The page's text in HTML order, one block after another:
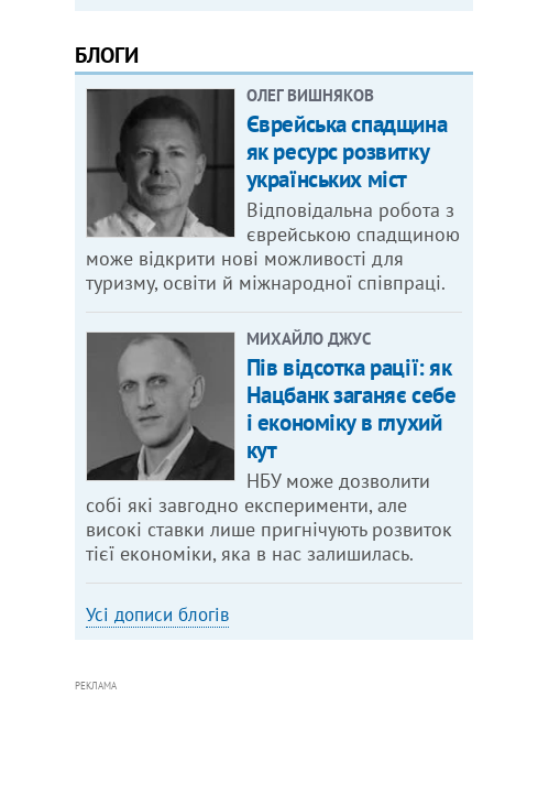
БЛОГИ
ОЛЕГ ВИШНЯКОВ
Єврейська спадщина
як ресурс розвитку
українських міст
Відповідальна робота з
єврейською спадщиною
може відкрити нові можливості для
туризму, освіти й міжнародної співпраці.
МИХАЙЛО ДЖУС
Пів відсотка рації: як
Нацбанк заганяє себе
і економіку в глухий
кут
НБУ може дозволити
собі які завгодно експерименти, але
високі ставки лише пригнічують розвиток
тієї економіки, яка в нас залишилась.
Усі дописи блогів
РЕКЛАМА